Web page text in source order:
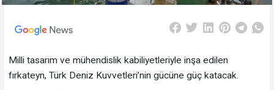
Milli tasarım ve mühendislik kabiliyetleriyle inşa edilen
fırkateyn, Türk Deniz Kuvvetleri’nin gücüne güç katacak.